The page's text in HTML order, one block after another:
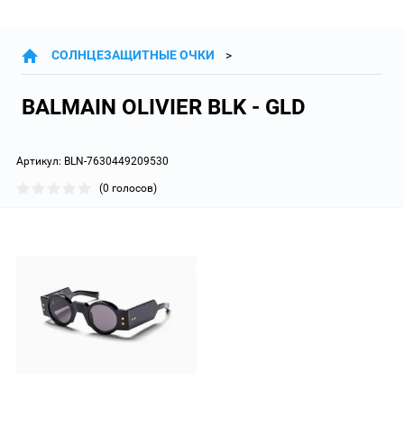
СОЛНЦЕЗАЩИТНЫЕ ОЧКИ
BALMAIN OLIVIER BLK - GLD
Артикул: BLN-7630449209530
(0 голосов)